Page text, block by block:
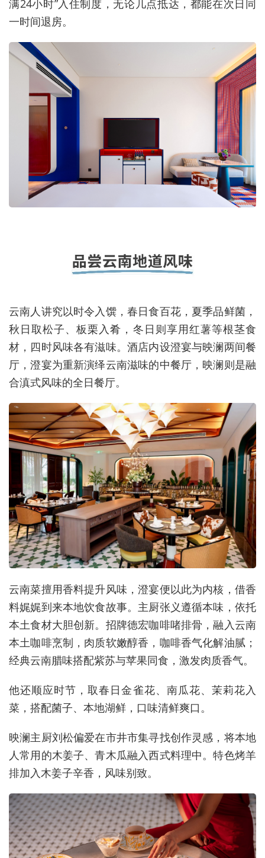
满24小时”入住制度，无论几点抵达，都能在次日同
一时间退房。
云南人讲究以时令入馔，春日食百花，夏季品鲜菌，
秋日取松子、板栗入肴，冬日则享用红薯等根茎食
材，四时风味各有滋味。酒店内设澄宴与映澜两间餐
厅，澄宴为重新演绎云南滋味的中餐厅，映澜则是融
合滇式风味的全日餐厅。
云南菜擅用香料提升风味，澄宴便以此为内核，借香
料娓娓到来本地饮食故事。主厨张义遵循本味，依托
本土食材大胆创新。招牌德宏咖啡啫排骨，融入云南
本土咖啡烹制，肉质软嫩醇香，咖啡香气化解油腻；
经典云南腊味搭配紫苏与苹果同食，激发肉质香气。
他还顺应时节，取春日金雀花、南瓜花、茉莉花入
菜，搭配菌子、本地湖鲜，口味清鲜爽口。
映澜主厨刘松偏爱在市井市集寻找创作灵感，将本地
人常用的木姜子、青木瓜融入西式料理中。特色烤羊
排加入木姜子辛香，风味别致。